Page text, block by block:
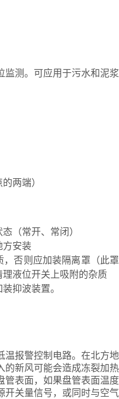
监测。可应用于污水和泥浆
两端）
（常开、常闭）
方安装
，否则应加装隔离罩（此罩
液位开关上吸附的杂质
抑波装置。
温报警控制电路。在北方地
的新风可能会造成冻裂加热
管表面，如果盘管表面温度
开关量信号，或同时与空气